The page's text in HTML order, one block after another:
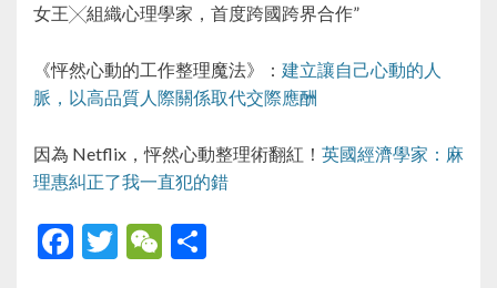
女王╳組織心理學家，首度跨國跨界合作”
《怦然心動的工作整理魔法》： 建立讓自己心動的人
脈，以高品質人際關係取代交際應酬
因為 Netflix，怦然心動整理術翻紅！ 英國經濟學家：麻
理惠糾正了我一直犯的錯
F
T
W